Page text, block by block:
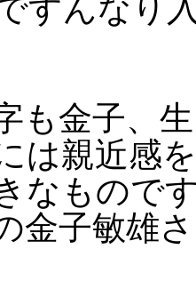
すんなり
も金子、
は親近感
なもので
金子敏雄